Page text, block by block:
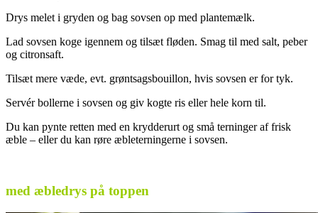
Drys melet i gryden og bag sovsen op med plantemælk.
Lad sovsen koge igennem og tilsæt fløden. Smag til med salt, peber
og citronsaft.
Tilsæt mere væde, evt. grøntsagsbouillon, hvis sovsen er for tyk.
Servér bollerne i sovsen og giv kogte ris eller hele korn til.
Du kan pynte retten med en krydderurt og små terninger af frisk
æble – eller du kan røre æbleterningerne i sovsen.
med æbledrys på toppen